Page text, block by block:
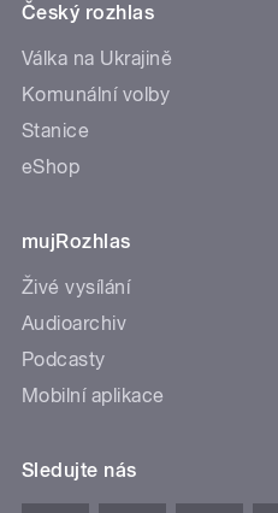
Český rozhlas
Válka na Ukrajině
Komunální volby
Stanice
eShop
mujRozhlas
Živé vysílání
Audioarchiv
Podcasty
Mobilní aplikace
Sledujte nás